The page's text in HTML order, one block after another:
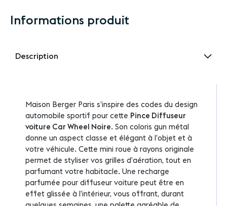
Informations produit
Description
Maison Berger Paris s’inspire des codes du design
automobile sportif pour cette Pince Diffuseur
voiture Car Wheel Noire. Son coloris gun métal
donne un aspect classe et élégant à l’objet et à
votre véhicule. Cette mini roue à rayons originale
permet de styliser vos grilles d’aération, tout en
parfumant votre habitacle. Une recharge
parfumée pour diffuseur voiture peut être en
effet glissée à l’intérieur, vous offrant, durant